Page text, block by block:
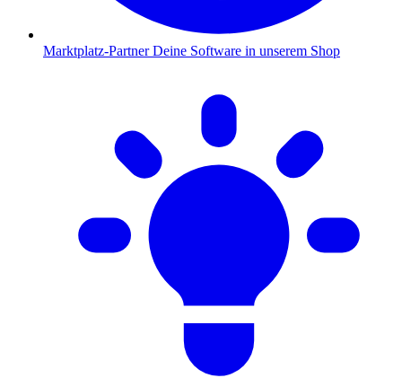
Marktplatz-Partner Deine Software in unserem Shop